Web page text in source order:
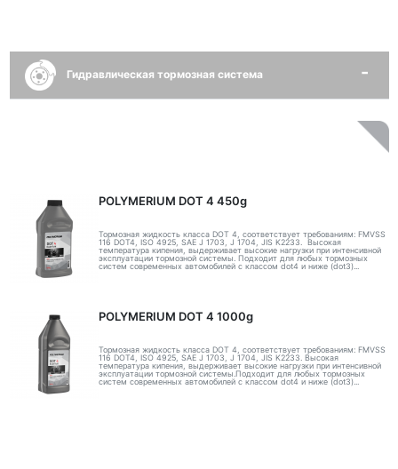
Гидравлическая тормозная система
POLYMERIUM DOT 4 450g
Тормозная жидкость класса DOT 4, соответствует требованиям: FMVSS
116 DOT4, ISO 4925, SAE J 1703, J 1704, JIS K2233. Высокая
температура кипения, выдерживает высокие нагрузки при интенсивной
эксплуатации тормозной системы. Подходит для любых тормозных
систем современных автомобилей с классом dot4 и ниже (dot3)...
POLYMERIUM DOT 4 1000g
Тормозная жидкость класса DOT 4, соответствует требованиям: FMVSS
116 DOT4, ISO 4925, SAE J 1703, J 1704, JIS K2233. Высокая
температура кипения, выдерживает высокие нагрузки при интенсивной
эксплуатации тормозной системы.Подходит для любых тормозных
систем современных автомобилей с классом dot4 и ниже (dot3)...